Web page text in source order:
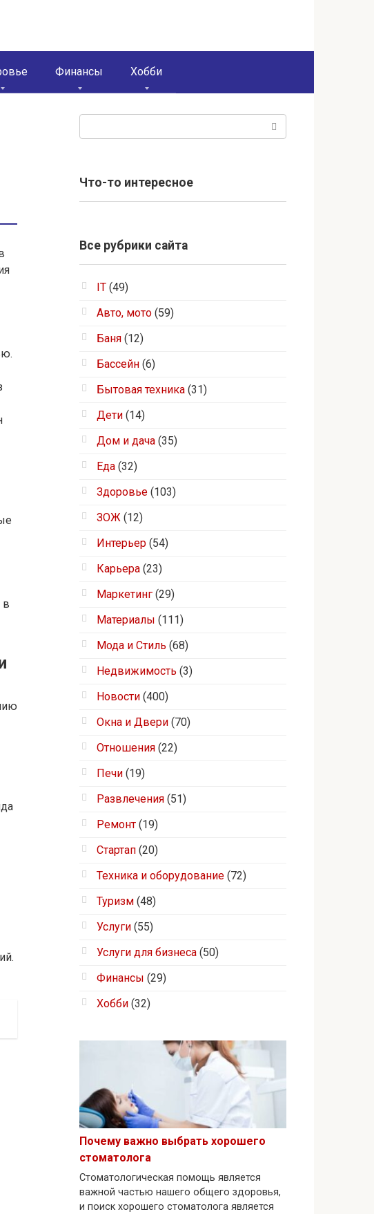
Финансы Хобби
в
Что-то интересное
Все рубрики сайта
IT (49)
Авто, мото (59)
Баня (12)
Бассейн (6)
Бытовая техника (31)
Дети (14)
Дом и дача (35)
Еда (32)
Здоровье (103)
ЗОЖ (12)
Интерьер (54)
Карьера (23)
Маркетинг (29)
Материалы (111)
Мода и Стиль (68)
Недвижимость (3)
Новости (400)
Окна и Двери (70)
Отношения (22)
Печи (19)
Развлечения (51)
Ремонт (19)
Стартап (20)
Техника и оборудование (72)
Туризм (48)
Услуги (55)
Услуги для бизнеса (50)
Финансы (29)
Хобби (32)
Почему важно выбрать хорошего
стоматолога
Стоматологическая помощь является
важной частью нашего общего здоровья,
и поиск хорошего стоматолога является